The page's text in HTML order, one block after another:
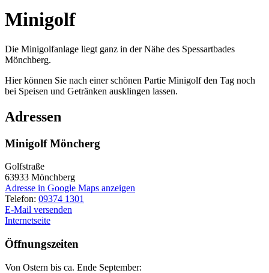
Minigolf
Die Minigolfanlage liegt ganz in der Nähe des Spessartbades
Mönchberg.
Hier können Sie nach einer schönen Partie Minigolf den Tag noch
bei Speisen und Getränken ausklingen lassen.
Adressen
Minigolf Möncherg
Golfstraße
63933 Mönchberg
Adresse in Google Maps anzeigen
Telefon: 09374 1301
E-Mail versenden
Internetseite
Öffnungszeiten
Von Ostern bis ca. Ende September: